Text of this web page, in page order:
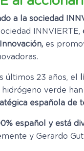
a la sociedad
INNVIERTE,
es
últimos 23 años, el
verde
española de
español y está
y Gerardo